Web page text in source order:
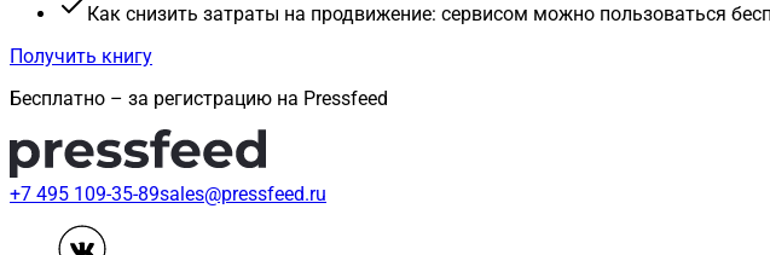
Как снизить затраты на продвижение: сервисом можно пользоваться
Получить книгу
Бесплатно – за регистрацию на Pressfeed
+7 495 109-35-89sales@pressfeed.ru